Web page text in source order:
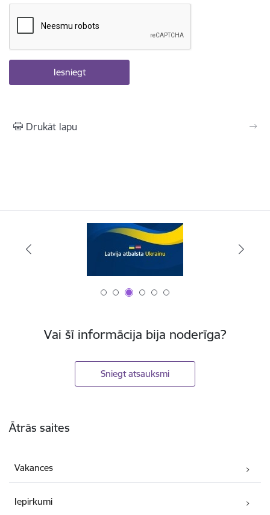
Drukāt lapu
Vai šī informācija bija noderīga?
Sniegt atsauksmi
Ātrās saites
Vakances
Iepirkumi